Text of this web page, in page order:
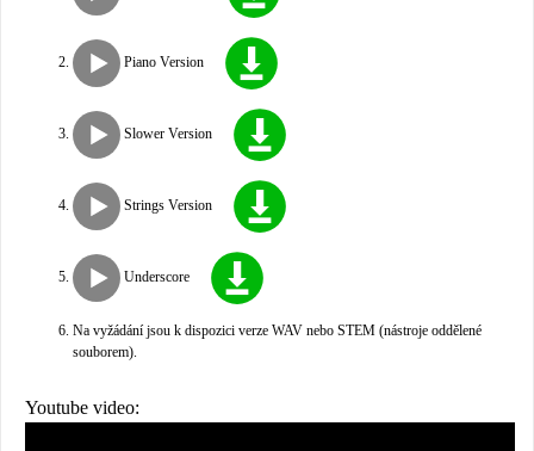
Piano Version
Slower Version
Strings Version
Underscore
Na vyžádání jsou k dispozici verze WAV nebo STEM (nástroje oddělené
souborem).
Youtube video: